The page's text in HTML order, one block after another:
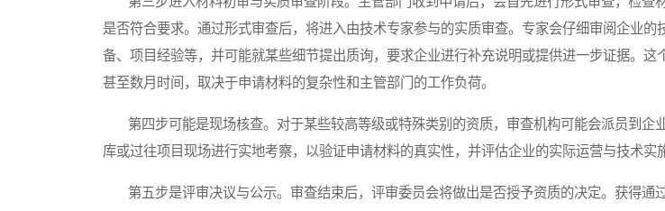
是否符合要求。通过形式审查后，将进入由技术专家参与的实质审查。专家会仔细审阅企业的
备、项目经验等，并可能就某些细节提出质询，要求企业进行补充说明或提供进一步证据。这
甚至数月时间，取决于申请材料的复杂性和主管部门的工作负荷。
第四步可能是现场核查。对于某些较高等级或特殊类别的资质，审查机构可能会派员到企
库或过往项目现场进行实地考察，以验证申请材料的真实性，并评估企业的实际运营与技术实
第五步是评审决议与公示。审查结束后，评审委员会将做出是否授予资质的决定。获得通